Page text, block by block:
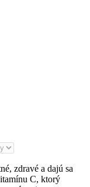
zdravé a dajú sa
C, ktorý